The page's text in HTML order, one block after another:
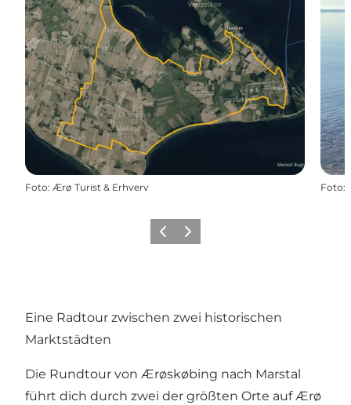
Foto: Ærø Turist & Erhverv Foto:
ZurückWeiter
Eine Radtour zwischen zwei historischen
Marktstädten
Die Rundtour von Ærøskøbing nach Marstal
führt dich durch zwei der größten Orte auf Ærø